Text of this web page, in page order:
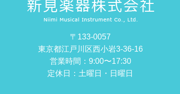
〒133-0057
東京都江戸川区西小岩3-36-16
営業時間：9:00〜17:30
定休日：土曜日・日曜日